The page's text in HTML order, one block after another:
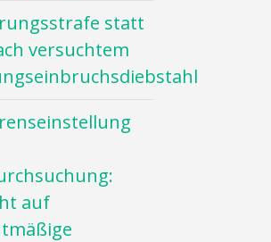
statt
versuchtem
auf